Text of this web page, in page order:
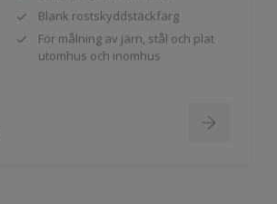
För målning av järn, stål och plat
utomhus och inomhus